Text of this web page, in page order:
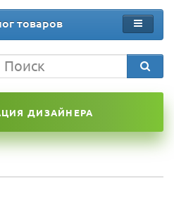
товаров
ДИЗАЙНЕРА